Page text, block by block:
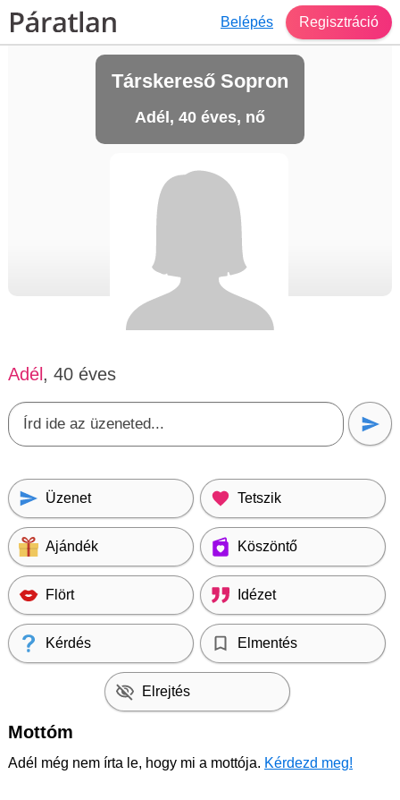
Belépés Regisztráció
Társkereső Sopron
Adél, 40 éves, nő
Adél , 40 éves
Üzenet Tetszik
Ajándék Köszöntő
Flört Idézet
Kérdés Elmentés
Elrejtés
Mottóm
Adél még nem írta le, hogy mi a mottója. Kérdezd meg!